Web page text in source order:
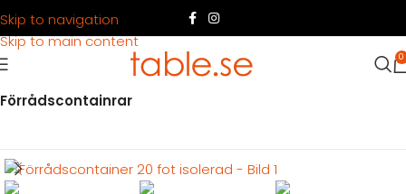
Skip to navigation
Skip to main content
0
Container Hyra container
Förrådscontainrar